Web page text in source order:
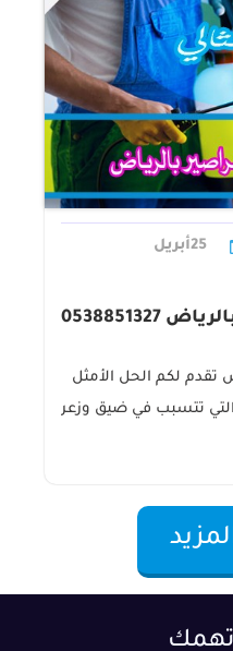
25أبريل
تقدم لكم الحل الأمثل
تتسبب في ضيق وزعر
تهمك